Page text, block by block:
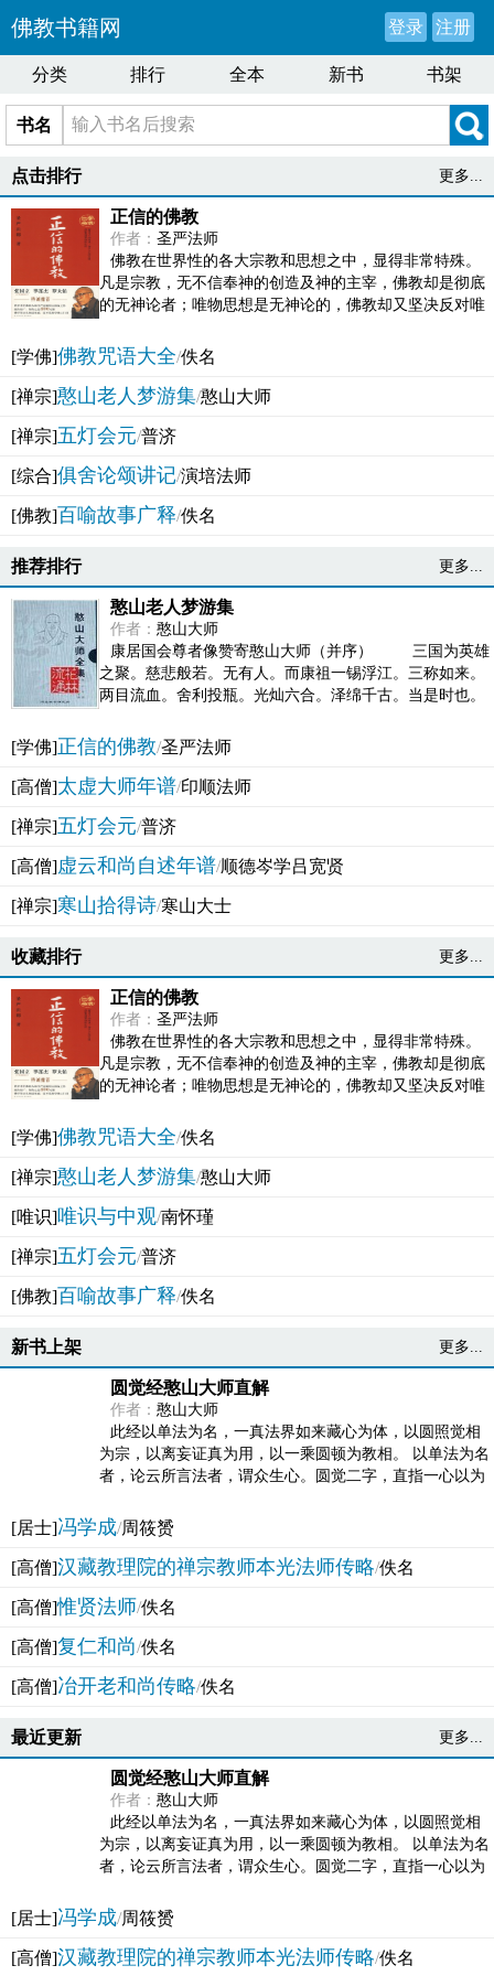
佛教书籍网 登录 注册
分类 排行 全本 新书 书架
书名
点击排行 更多...
正信的佛教
作者： 圣严法师
佛教在世界性的各大宗教和思想之中，显得非常特殊。
凡是宗教，无不信奉神的创造及神的主宰，佛教却是彻底
的无神论者；唯物思想是无神论的，佛教却又坚决反对唯
[学佛]佛教咒语大全/佚名
[禅宗]憨山老人梦游集/憨山大师
[禅宗]五灯会元/普济
[综合]俱舍论颂讲记/演培法师
[佛教]百喻故事广释/佚名
推荐排行 更多...
憨山老人梦游集
作者： 憨山大师
康居国会尊者像赞寄憨山大师（并序） 三国为英雄
之聚。慈悲般若。无有人。而康祖一锡浮江。三称如来。
两目流血。舍利投瓶。光灿六合。泽绵千古。当是时也。
[学佛]正信的佛教/圣严法师
[高僧]太虚大师年谱/印顺法师
[禅宗]五灯会元/普济
[高僧]虚云和尚自述年谱/顺德岑学吕宽贤
[禅宗]寒山拾得诗/寒山大士
收藏排行 更多...
正信的佛教
作者： 圣严法师
佛教在世界性的各大宗教和思想之中，显得非常特殊。
凡是宗教，无不信奉神的创造及神的主宰，佛教却是彻底
的无神论者；唯物思想是无神论的，佛教却又坚决反对唯
[学佛]佛教咒语大全/佚名
[禅宗]憨山老人梦游集/憨山大师
[唯识]唯识与中观/南怀瑾
[禅宗]五灯会元/普济
[佛教]百喻故事广释/佚名
新书上架 更多...
圆觉经憨山大师直解
作者： 憨山大师
此经以单法为名，一真法界如来藏心为体，以圆照觉相
为宗，以离妄证真为用，以一乘圆顿为教相。 以单法为名
者，论云所言法者，谓众生心。圆觉二字，直指一心以为
[居士]冯学成/周筱赟
[高僧]汉藏教理院的禅宗教师本光法师传略/佚名
[高僧]惟贤法师/佚名
[高僧]复仁和尚/佚名
[高僧]冶开老和尚传略/佚名
最近更新 更多...
圆觉经憨山大师直解
作者： 憨山大师
此经以单法为名，一真法界如来藏心为体，以圆照觉相
为宗，以离妄证真为用，以一乘圆顿为教相。 以单法为名
者，论云所言法者，谓众生心。圆觉二字，直指一心以为
[居士]冯学成/周筱赟
[高僧]汉藏教理院的禅宗教师本光法师传略/佚名